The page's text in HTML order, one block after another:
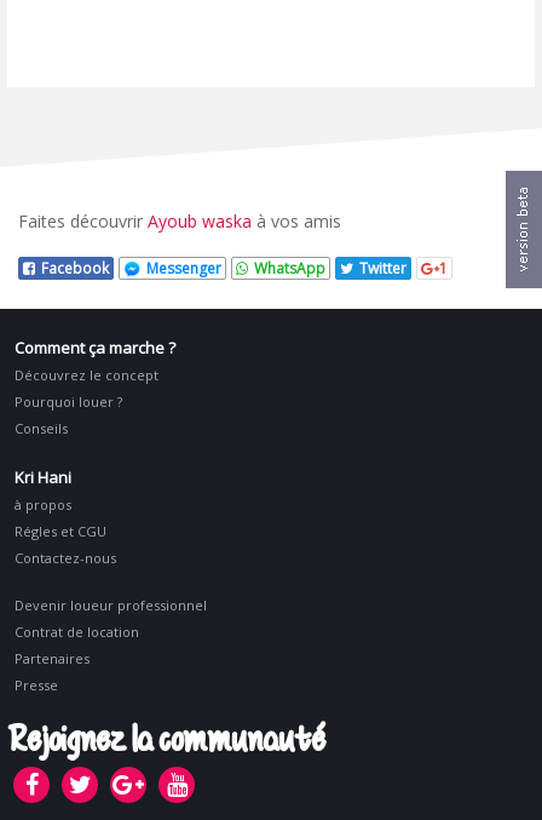
Faites découvrir Ayoub waska à vos amis
Facebook Messenger WhatsApp Twitter 1
Comment ça marche ?
Découvrez le concept
Pourquoi louer ?
Conseils
Kri Hani
à propos
Régles et CGU
Contactez-nous
Devenir loueur professionnel
Contrat de location
Partenaires
Presse
Rejoignez la communauté